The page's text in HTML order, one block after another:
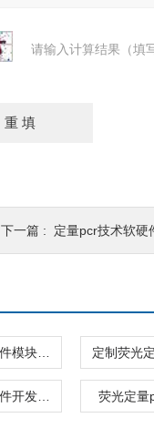
请输入计算结果（填
下一篇 : 定量pcr技术软硬
荧光定量